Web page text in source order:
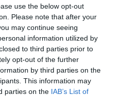
use the below opt-out
Please note that after your
may continue seeing
information utilized by
to third parties prior to
opt-out of the further
by third parties on the
This information may
parties on the IAB’s List of
CIKK
PÁR MEGOLDÁST AZ
CIKK
VISSZATÉR!